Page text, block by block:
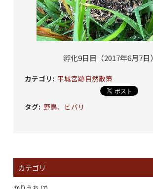
孵化9日目（2017年6月7日）
カテゴリ : 平城宮跡自然散策
タグ: 野鳥、ヒバリ
カテゴリ